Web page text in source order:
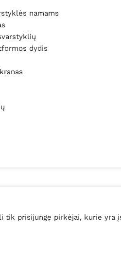
namams
dydis
tik prisijungę pirkėjai, kurie yra